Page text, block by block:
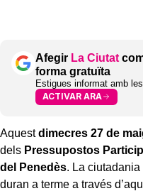
Afegir La Ciutat
forma gratuïta
Estigues informat amb
ACTIVAR ARA
Aquestdimecres 27 de
dels Pressupostos
del Penedès. La
duran a terme a través